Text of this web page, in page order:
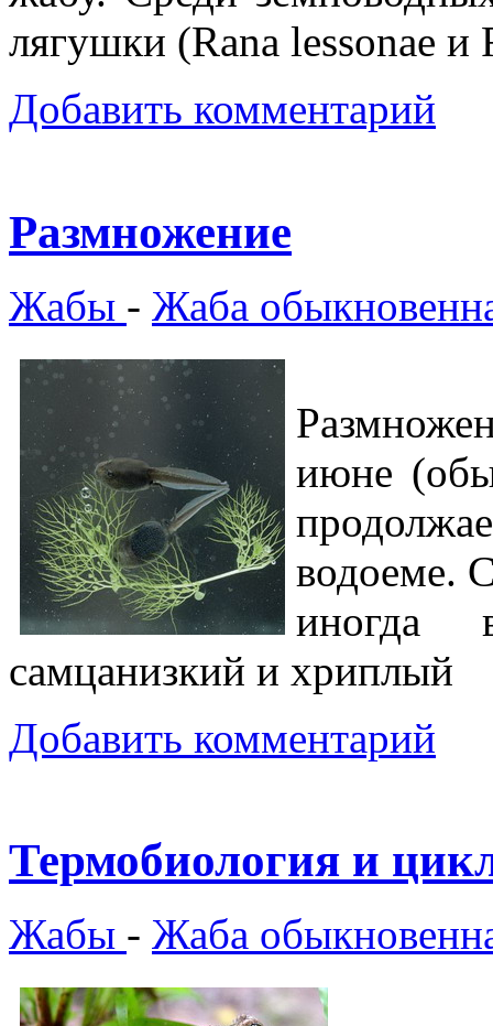
лягушки (Rana lessonae и
Добавить комментарий
Размножение
Жабы - Жаба
июне
водоеме.
иногда
самцанизкий и хриплый
Добавить комментарий
Термобиология и
Жабы - Жаба